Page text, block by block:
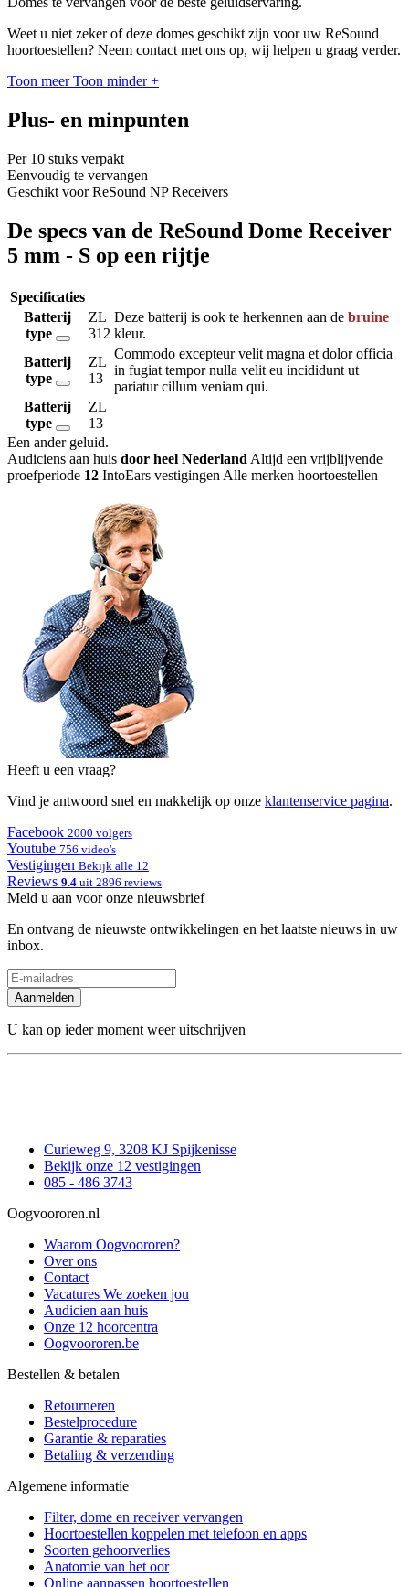
Weet u niet zeker of deze domes geschikt zijn voor uw ReSound
hoortoestellen? Neem contact met ons op, wij helpen u graag verder.
Toon meer Toon minder +
Plus- en minpunten
Per 10 stuks verpakt
Eenvoudig te vervangen
Geschikt voor ReSound NP Receivers
De specs van de ReSound Dome Receiver
5 mm - S op een rijtje
Specificaties
Batterij
type
ZL
312
Deze batterij is ook te herkennen aan de bruine
kleur.
Batterij
type
ZL
13
Commodo excepteur velit magna et dolor officia
in fugiat tempor nulla velit eu incididunt ut
pariatur cillum veniam qui.
Batterij
type
ZL
13
Een ander geluid.
Audiciens aan huis door heel Nederland Altijd een vrijblijvende
proefperiode 12 IntoEars vestigingen Alle merken hoortoestellen
Heeft u een vraag?
Vind je antwoord snel en makkelijk op onze klantenservice pagina.
Facebook 2000 volgers
Youtube 756 video's
Vestigingen Bekijk alle 12
Reviews 9.4 uit 2896 reviews
Meld u aan voor onze nieuwsbrief
En ontvang de nieuwste ontwikkelingen en het laatste nieuws in uw
inbox.
Aanmelden
U kan op ieder moment weer uitschrijven
Curieweg 9, 3208 KJ Spijkenisse
Bekijk onze 12 vestigingen
085 - 486 3743
Oogvoororen.nl
Waarom Oogvoororen?
Over ons
Contact
Vacatures We zoeken jou
Audicien aan huis
Onze 12 hoorcentra
Oogvoororen.be
Bestellen & betalen
Retourneren
Bestelprocedure
Garantie & reparaties
Betaling & verzending
Algemene informatie
Filter, dome en receiver vervangen
Hoortoestellen koppelen met telefoon en apps
Soorten gehoorverlies
Anatomie van het oor
Online aanpassen hoortoestellen